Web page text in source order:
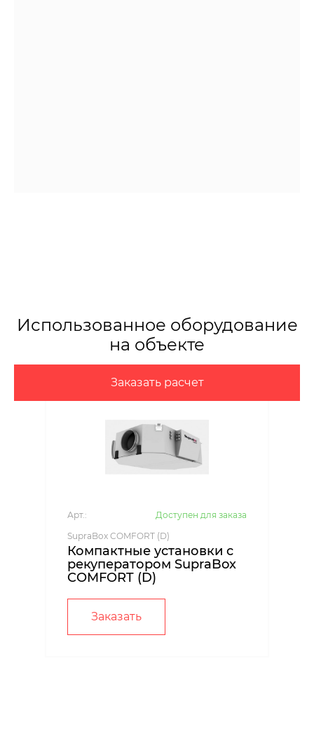
Заказать расчет
Использованное оборудование
на объекте
Арт.:
Доступен для заказа
SupraBox COMFORT (D)
Компактные установки с
рекуператором SupraBox
COMFORT (D)
Заказать